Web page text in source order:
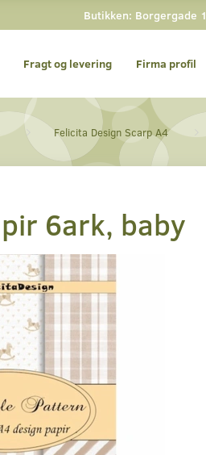
Butikken: Borgergade
Fragt og levering Firma profil
Felicita Design Scarp A4
6ark, baby